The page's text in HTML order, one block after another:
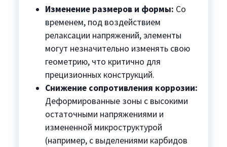
Изменение размеров и формы: Со
временем, под воздействием
релаксации напряжений, элементы
могут незначительно изменять свою
геометрию, что критично для
прецизионных конструкций.
Снижение сопротивления коррозии:
Деформированные зоны с высокими
остаточными напряжениями и
измененной микроструктурой
(например, с выделениями карбидов